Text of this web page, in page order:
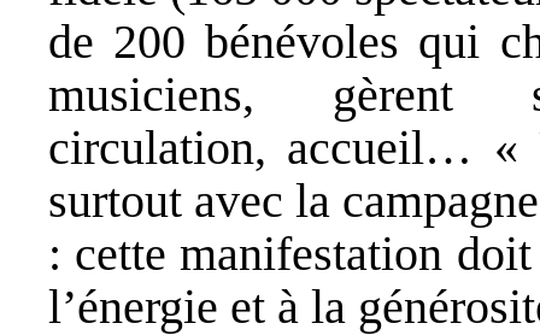
de 200 bénévoles qui
musiciens, gèrent
circulation, accueil… «
surtout avec la
: cette manifestation
l’énergie et à la